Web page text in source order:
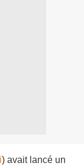
) avait lancé un